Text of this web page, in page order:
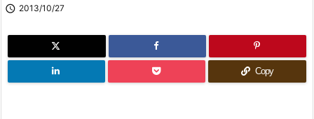
 2013/10/27
Copy